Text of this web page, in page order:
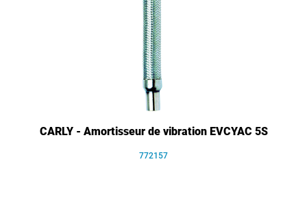
CARLY - Amortisseur de vibration EVCYAC 5S
772157